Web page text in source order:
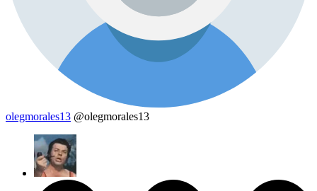
olegmorales13 @olegmorales13